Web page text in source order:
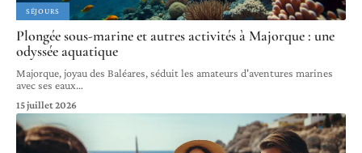
SÉJOURS
Plongée sous-marine et autres activités à Majorque : une
odyssée aquatique
Majorque, joyau des Baléares, séduit les amateurs d'aventures marines
avec ses eaux…
15 juillet 2026